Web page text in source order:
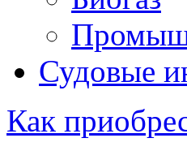
Судовые
Как